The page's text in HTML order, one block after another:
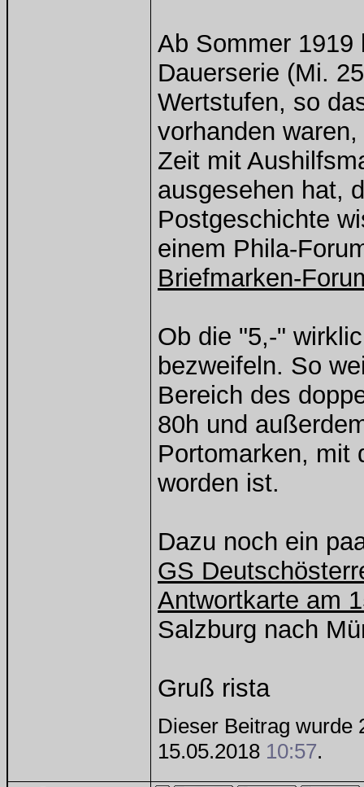
Ab Sommer 1919
Dauerserie (Mi.
Wertstufen, so
vorhanden
Zeit mit
ausgesehen hat,
Postgeschichte
einem Phila-
Briefmarken-
Ob die "5,-"
bezweifeln. So
Bereich des
80h und
Portomarken, mit
worden ist.
Dazu noch ein
GS
Antwortkarte am
Salzburg nach
Gruß rista
Dieser Beitrag wurde
15.05.2018 10:57.